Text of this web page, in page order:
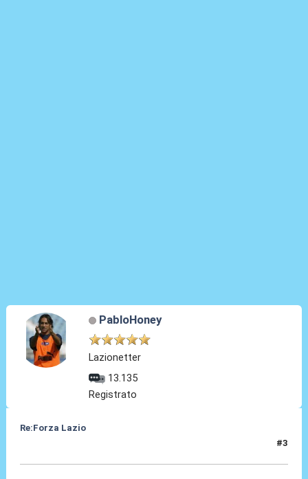
PabloHoney
Lazionetter
13.135
Registrato
Re:Forza Lazio
#3